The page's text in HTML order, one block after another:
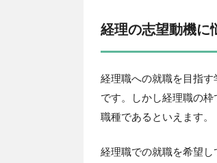
経理の志望動機に
経理職への就職を目指
です。しかし経理職の
職種であるといえます。
経理職での就職を希望